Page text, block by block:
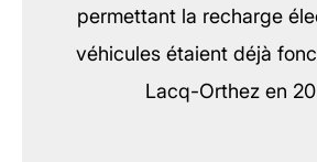
permettant la recharge
véhicules étaient déjà
Lacq-Orthez en